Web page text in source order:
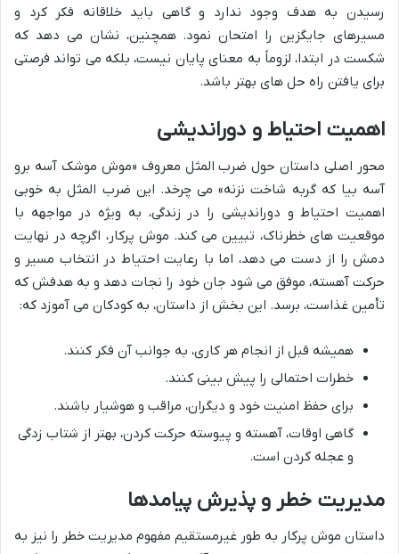
رسیدن به هدف وجود ندارد و گاهی باید خلاقانه فکر کرد و
مسیرهای جایگزین را امتحان نمود. همچنین، نشان می دهد که
شکست در ابتدا، لزوماً به معنای پایان نیست، بلکه می تواند فرصتی
برای یافتن راه حل های بهتر باشد.
اهمیت احتیاط و دوراندیشی
محور اصلی داستان حول ضرب المثل معروف «موش موشک آسه برو
آسه بیا که گربه شاخت نزنه» می چرخد. این ضرب المثل به خوبی
اهمیت احتیاط و دوراندیشی را در زندگی، به ویژه در مواجهه با
موقعیت های خطرناک، تبیین می کند. موش پرکار، اگرچه در نهایت
دمش را از دست می دهد، اما با رعایت احتیاط در انتخاب مسیر و
حرکت آهسته، موفق می شود جان خود را نجات دهد و به هدفش که
تأمین غذاست، برسد. این بخش از داستان، به کودکان می آموزد که:
همیشه قبل از انجام هر کاری، به جوانب آن فکر کنند.
خطرات احتمالی را پیش بینی کنند.
برای حفظ امنیت خود و دیگران، مراقب و هوشیار باشند.
گاهی اوقات، آهسته و پیوسته حرکت کردن، بهتر از شتاب زدگی
و عجله کردن است.
مدیریت خطر و پذیرش پیامدها
داستان موش پرکار به طور غیرمستقیم مفهوم مدیریت خطر را نیز به